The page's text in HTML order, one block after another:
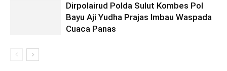
Dirpolairud Polda Sulut Kombes Pol
Bayu Aji Yudha Prajas Imbau Waspada
Cuaca Panas